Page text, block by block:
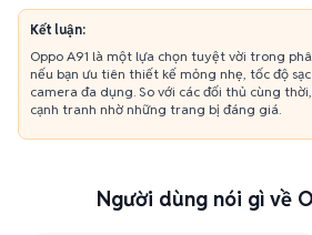
Kết luận:
Oppo A91 là một lựa chọn tuyệt vời trong
nếu bạn ưu tiên thiết kế mỏng nhẹ, tốc độ
camera đa dụng. So với các đối thủ cùng
cạnh tranh nhờ những trang bị đáng giá.
Người dùng nói gì về